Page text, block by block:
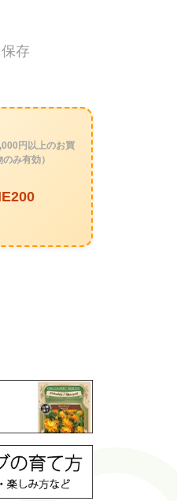
存
円以上のお買
のみ有効）